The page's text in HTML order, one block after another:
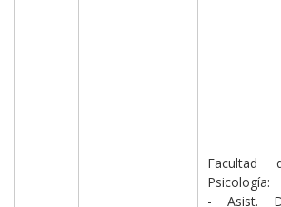
Facultad
Psicología:
- Asist.